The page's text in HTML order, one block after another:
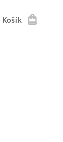
Košík